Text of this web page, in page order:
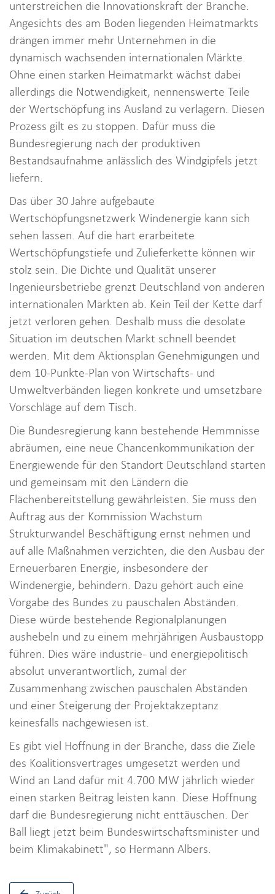
unterstreichen die Innovationskraft der Branche.
Angesichts des am Boden liegenden Heimatmarkts
drängen immer mehr Unternehmen in die
dynamisch wachsenden internationalen Märkte.
Ohne einen starken Heimatmarkt wächst dabei
allerdings die Notwendigkeit, nennenswerte Teile
der Wertschöpfung ins Ausland zu verlagern. Diesen
Prozess gilt es zu stoppen. Dafür muss die
Bundesregierung nach der produktiven
Bestandsaufnahme anlässlich des Windgipfels jetzt
liefern.
Das über 30 Jahre aufgebaute
Wertschöpfungsnetzwerk Windenergie kann sich
sehen lassen. Auf die hart erarbeitete
Wertschöpfungstiefe und Zulieferkette können wir
stolz sein. Die Dichte und Qualität unserer
Ingenieursbetriebe grenzt Deutschland von anderen
internationalen Märkten ab. Kein Teil der Kette darf
jetzt verloren gehen. Deshalb muss die desolate
Situation im deutschen Markt schnell beendet
werden. Mit dem Aktionsplan Genehmigungen und
dem 10-Punkte-Plan von Wirtschafts- und
Umweltverbänden liegen konkrete und umsetzbare
Vorschläge auf dem Tisch.
Die Bundesregierung kann bestehende Hemmnisse
abräumen, eine neue Chancenkommunikation der
Energiewende für den Standort Deutschland starten
und gemeinsam mit den Ländern die
Flächenbereitstellung gewährleisten. Sie muss den
Auftrag aus der Kommission Wachstum
Strukturwandel Beschäftigung ernst nehmen und
auf alle Maßnahmen verzichten, die den Ausbau der
Erneuerbaren Energie, insbesondere der
Windenergie, behindern. Dazu gehört auch eine
Vorgabe des Bundes zu pauschalen Abständen.
Diese würde bestehende Regionalplanungen
aushebeln und zu einem mehrjährigen Ausbaustopp
führen. Dies wäre industrie- und energiepolitisch
absolut unverantwortlich, zumal der
Zusammenhang zwischen pauschalen Abständen
und einer Steigerung der Projektakzeptanz
keinesfalls nachgewiesen ist.
Es gibt viel Hoffnung in der Branche, dass die Ziele
des Koalitionsvertrages umgesetzt werden und
Wind an Land dafür mit 4.700 MW jährlich wieder
einen starken Beitrag leisten kann. Diese Hoffnung
darf die Bundesregierung nicht enttäuschen. Der
Ball liegt jetzt beim Bundeswirtschaftsminister und
beim Klimakabinett", so Hermann Albers.